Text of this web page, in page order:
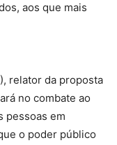
aos que mais
relator da proposta
no combate ao
pessoas em
o poder público